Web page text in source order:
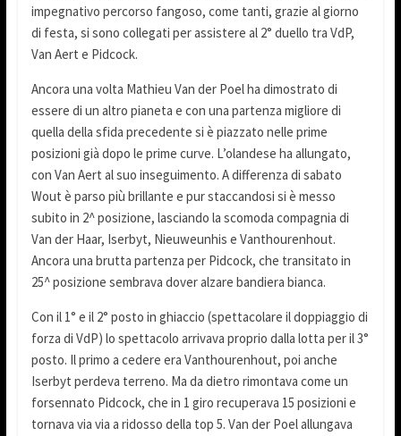
impegnativo percorso fangoso, come tanti, grazie al giorno
di festa, si sono collegati per assistere al 2° duello tra VdP,
Van Aert e Pidcock.
Ancora una volta Mathieu Van der Poel ha dimostrato di
essere di un altro pianeta e con una partenza migliore di
quella della sfida precedente si è piazzato nelle prime
posizioni già dopo le prime curve. L’olandese ha allungato,
con Van Aert al suo inseguimento. A differenza di sabato
Wout è parso più brillante e pur staccandosi si è messo
subito in 2^ posizione, lasciando la scomoda compagnia di
Van der Haar, Iserbyt, Nieuweunhis e Vanthourenhout.
Ancora una brutta partenza per Pidcock, che transitato in
25^ posizione sembrava dover alzare bandiera bianca.
Con il 1° e il 2° posto in ghiaccio (spettacolare il doppiaggio di
forza di VdP) lo spettacolo arrivava proprio dalla lotta per il 3°
posto. Il primo a cedere era Vanthourenhout, poi anche
Iserbyt perdeva terreno. Ma da dietro rimontava come un
forsennato Pidcock, che in 1 giro recuperava 15 posizioni e
tornava via via a ridosso della top 5. Van der Poel allungava